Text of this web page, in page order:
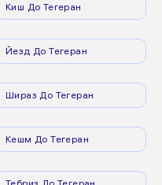
Киш До Тегеран
Йезд До Тегеран
Шираз До Тегеран
Кешм До Тегеран